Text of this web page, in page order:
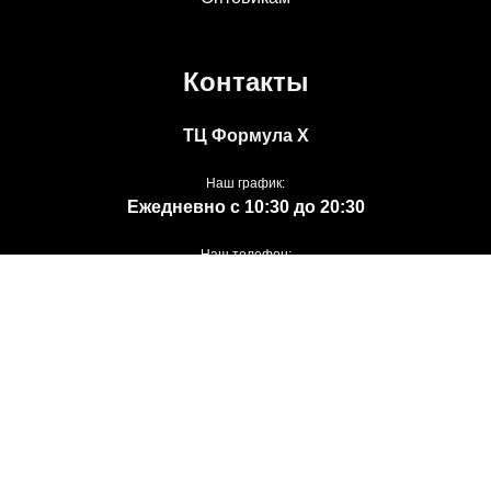
Контакты
ТЦ Формула Х
Наш график:
Ежедневно с 10:30 до 20:30
Наш телефон: